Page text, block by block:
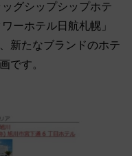
グシップシップホテ
ーホテル日航札幌」
新たなブランドのホテ
です。